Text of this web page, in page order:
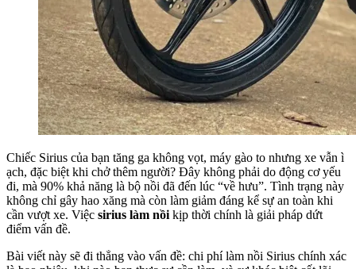
Chiếc Sirius của bạn tăng ga không vọt, máy gào to nhưng xe vẫn ì
ạch, đặc biệt khi chở thêm người? Đây không phải do động cơ yếu
đi, mà 90% khả năng là bộ nồi đã đến lúc “về hưu”. Tình trạng này
không chỉ gây hao xăng mà còn làm giảm đáng kể sự an toàn khi
cần vượt xe. Việc sirius làm nồi kịp thời chính là giải pháp dứt
điểm vấn đề.
Bài viết này sẽ đi thẳng vào vấn đề: chi phí làm nồi Sirius chính xác